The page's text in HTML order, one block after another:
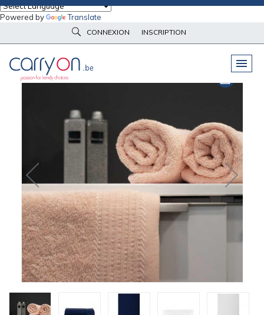
Powered by Translate
CONNEXION INSCRIPTION
PELUCHES & GOODIES
VÊTEMENTSDE TRAVAIL
& HIGH-TECH
& BAGAGERIE
VÊTEMENTSD'IMAGE
LINGE DEMAISON
NOUVEAUTÉS
ÉCORESPONSABLE
L'ENTREPRISE
Linge de maison
Serviettes et draps
Serviette de toilette The One Towelling